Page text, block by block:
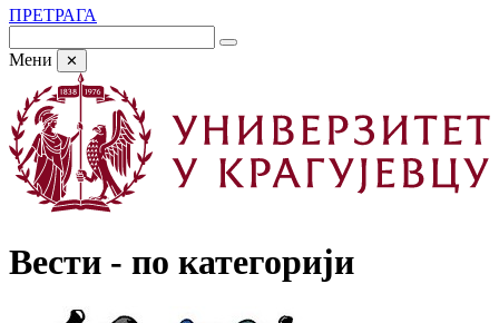
ПРЕТРАГА
Мени ✕
Вести - по категорији